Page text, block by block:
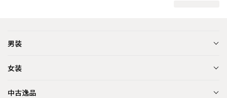
男装
女装
中古逸品